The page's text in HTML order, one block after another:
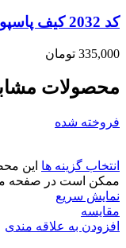
کد 2032 کیف پاسپورتی مدل کیارتا
335,000 تومان
محصولات
فروخته شده
انتخاب گزینه ها این
ممکن است در صفحه
نمایش سریع
مقايسه
افزودن به علاقه مندی